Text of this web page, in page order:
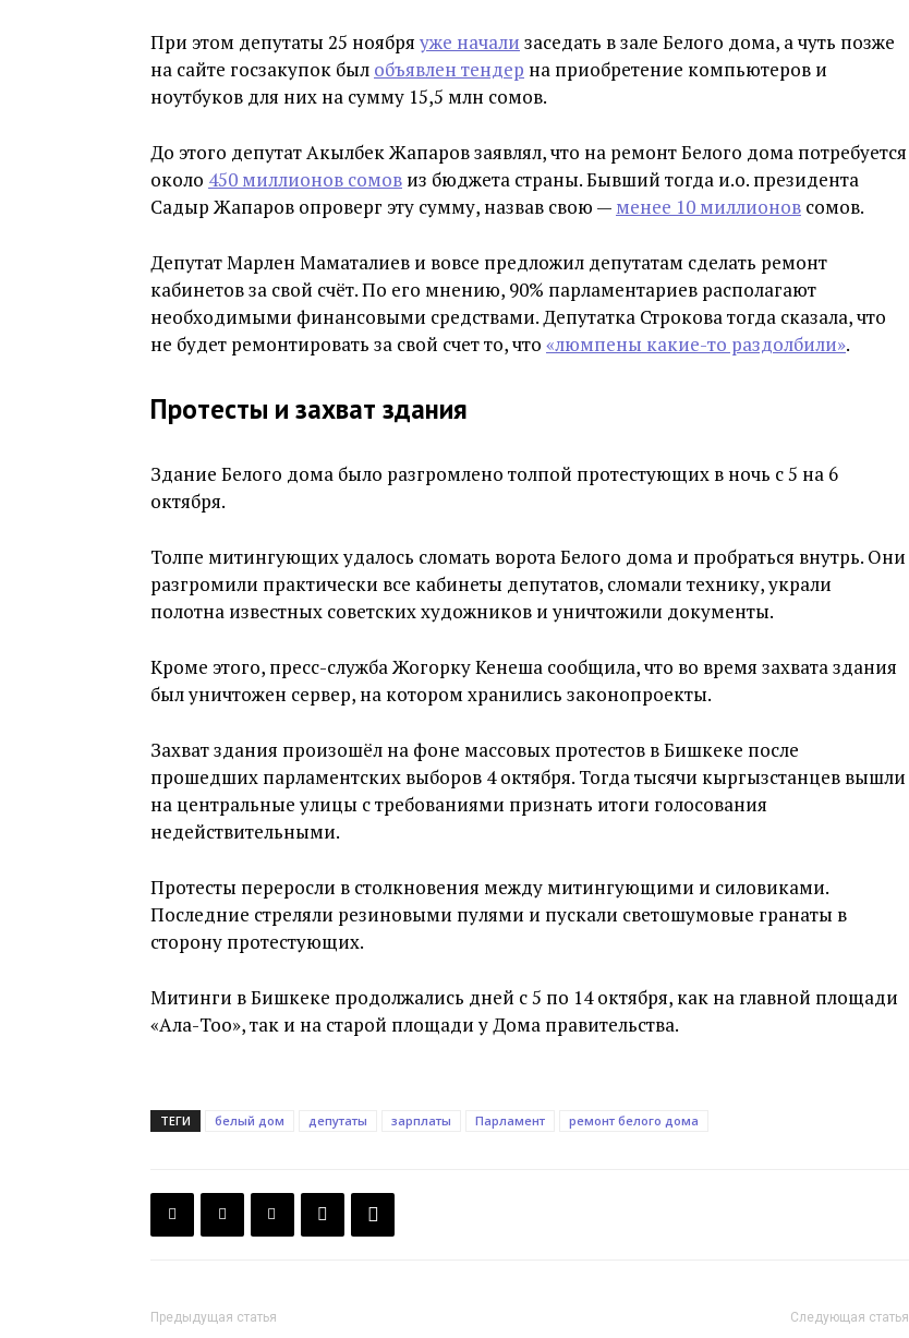
При этом депутаты 25 ноября уже начали заседать в зале Белого дома, а чуть позже
на сайте госзакупок был объявлен тендер на приобретение компьютеров и
ноутбуков для них на сумму 15,5 млн сомов.
До этого депутат Акылбек Жапаров заявлял, что на ремонт Белого дома потребуется
около 450 миллионов сомов из бюджета страны. Бывший тогда и.о. президента
Садыр Жапаров опроверг эту сумму, назвав свою — менее 10 миллионов сомов.
Депутат Марлен Маматалиев и вовсе предложил депутатам сделать ремонт
кабинетов за свой счёт. По его мнению, 90% парламентариев располагают
необходимыми финансовыми средствами. Депутатка Строкова тогда сказала, что
не будет ремонтировать за свой счет то, что «люмпены какие-то раздолбили».
Протесты и захват здания
Здание Белого дома было разгромлено толпой протестующих в ночь с 5 на 6
октября.
Толпе митингующих удалось сломать ворота Белого дома и пробраться внутрь. Они
разгромили практически все кабинеты депутатов, сломали технику, украли
полотна известных советских художников и уничтожили документы.
Кроме этого, пресс-служба Жогорку Кенеша сообщила, что во время захвата здания
был уничтожен сервер, на котором хранились законопроекты.
Захват здания произошёл на фоне массовых протестов в Бишкеке после
прошедших парламентских выборов 4 октября. Тогда тысячи кыргызстанцев вышли
на центральные улицы с требованиями признать итоги голосования
недействительными.
Протесты переросли в столкновения между митингующими и силовиками.
Последние стреляли резиновыми пулями и пускали светошумовые гранаты в
сторону протестующих.
Митинги в Бишкеке продолжались дней с 5 по 14 октября, как на главной площади
«Ала-Тоо», так и на старой площади у Дома правительства.
ТЕГИ белый дом депутаты зарплаты Парламент ремонт белого дома
Предыдущая статья Следующая статья